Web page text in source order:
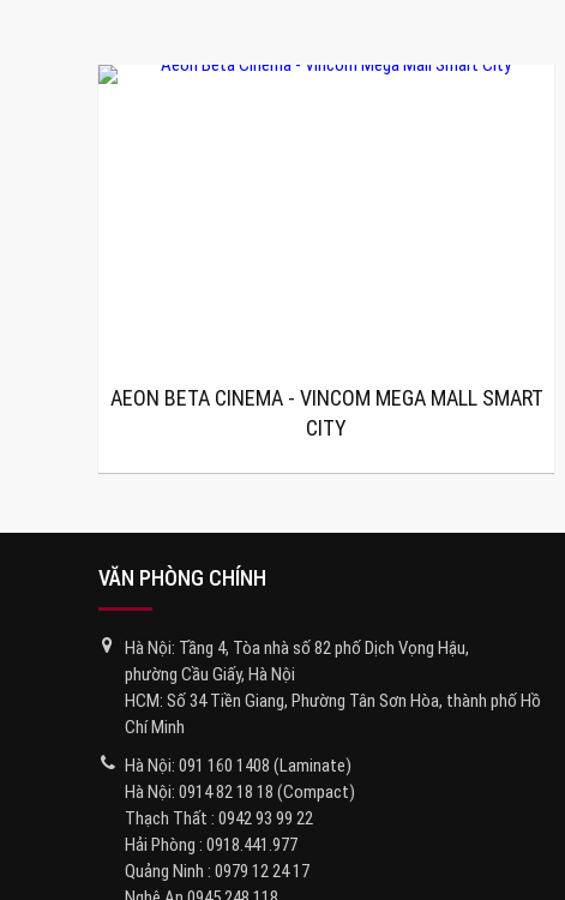
AEON BETA CINEMA - VINCOM MEGA MALL SMART
CITY
VĂN PHÒNG CHÍNH
Hà Nội: Tầng 4, Tòa nhà số 82 phố Dịch Vọng Hậu,
phường Cầu Giấy, Hà Nội
HCM: Số 34 Tiền Giang, Phường Tân Sơn Hòa, thành phố Hồ
Chí Minh
Hà Nội: 091 160 1408 (Laminate)
Hà Nội: 0914 82 18 18 (Compact)
Thạch Thất : 0942 93 99 22
Hải Phòng : 0918.441.977
Quảng Ninh : 0979 12 24 17